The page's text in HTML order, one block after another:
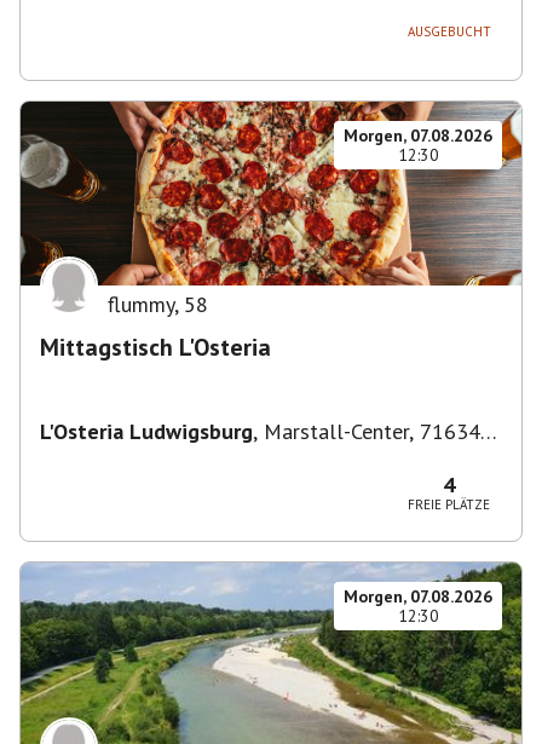
AUSGEBUCHT
Morgen, 07.08.2026
12:30
flummy, 58
Mittagstisch L'Osteria
L'Osteria Ludwigsburg, Marstall-Center, 71634
4
FREIE PLÄTZE
Morgen, 07.08.2026
12:30